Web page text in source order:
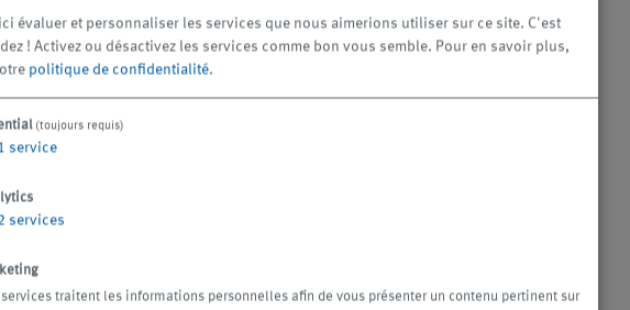
épurés
bande filtrante ou filtre à lavage à contre-courant)
centralisées ou décentralisées (en option)
en aval (en option)
évaluer et personnaliser les services que nous aimerions utiliser sur ce site. C'est
! Activez ou désactivez les services comme bon vous semble. Pour en savoir plus,
politique de confidentialité.
(toujours requis)
service
services
services traitent les informations personnelles afin de vous présenter un contenu pertinent sur